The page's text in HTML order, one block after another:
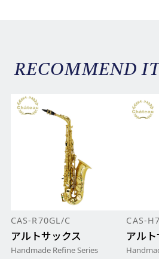
RECOMMEND
CAS-R70GL/C
アルトサックス
Handmade Refine Series
CAS-
アル